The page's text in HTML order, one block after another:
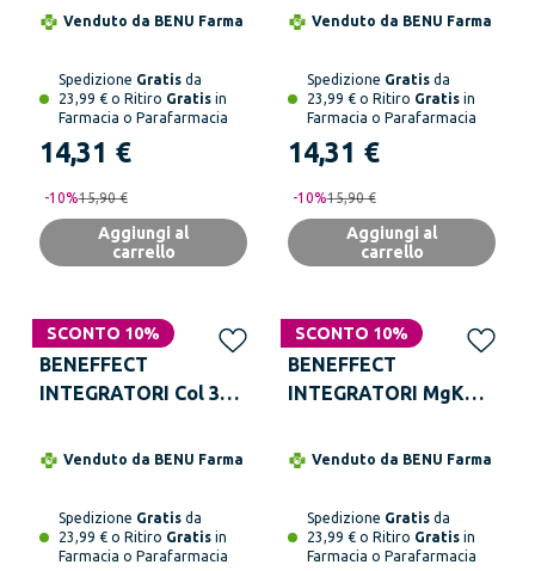
Integratore
Venduto da BENU Farma
Spedizione Gratis da
23,99 € o Ritiro Gratis in
Farmacia o Parafarmacia
14,31 €
-10%15,90 €
Aggiungi al
carrello
30 Bustine
Venduto da BENU Farma
Spedizione Gratis da
23,99 € o Ritiro Gratis in
Farmacia o Parafarmacia
14,31 €
-10%15,90 €
Aggiungi al
carrello
SCONTO 10%
BENEFFECT
INTEGRATORI Col 30
Venduto da BENU Farma
Spedizione Gratis da
23,99 € o Ritiro Gratis in
Farmacia o Parafarmacia
SCONTO 10%
BENEFFECT
INTEGRATORI MgK
20 Bustine Senza
Venduto da BENU Farma
Spedizione Gratis da
23,99 € o Ritiro Gratis in
Farmacia o Parafarmacia